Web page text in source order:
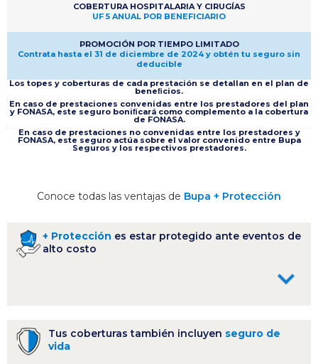
COBERTURA HOSPITALARIA Y CIRUGÍAS
UF 5 ANUAL POR BENEFICIARIO
PROMOCIÓN POR TIEMPO LIMITADO
Contrata hasta el 31 de diciembre de 2024 y obtén tu seguro sin
deducible
Los topes y coberturas de cada prestación se detallan en el plan de
beneﬁcios.
En caso de prestaciones convenidas entre los prestadores del plan
y FONASA, este seguro boniﬁcará como complemento a la cobertura
de FONASA.
En caso de prestaciones no convenidas entre los prestadores y
FONASA, este seguro actúa sobre el valor convenido entre Bupa
Seguros y los respectivos prestadores.
Conoce todas las ventajas de Bupa + Protección
+ Protección es estar protegido ante eventos de
alto costo
Tus coberturas también incluyen seguro de
vida